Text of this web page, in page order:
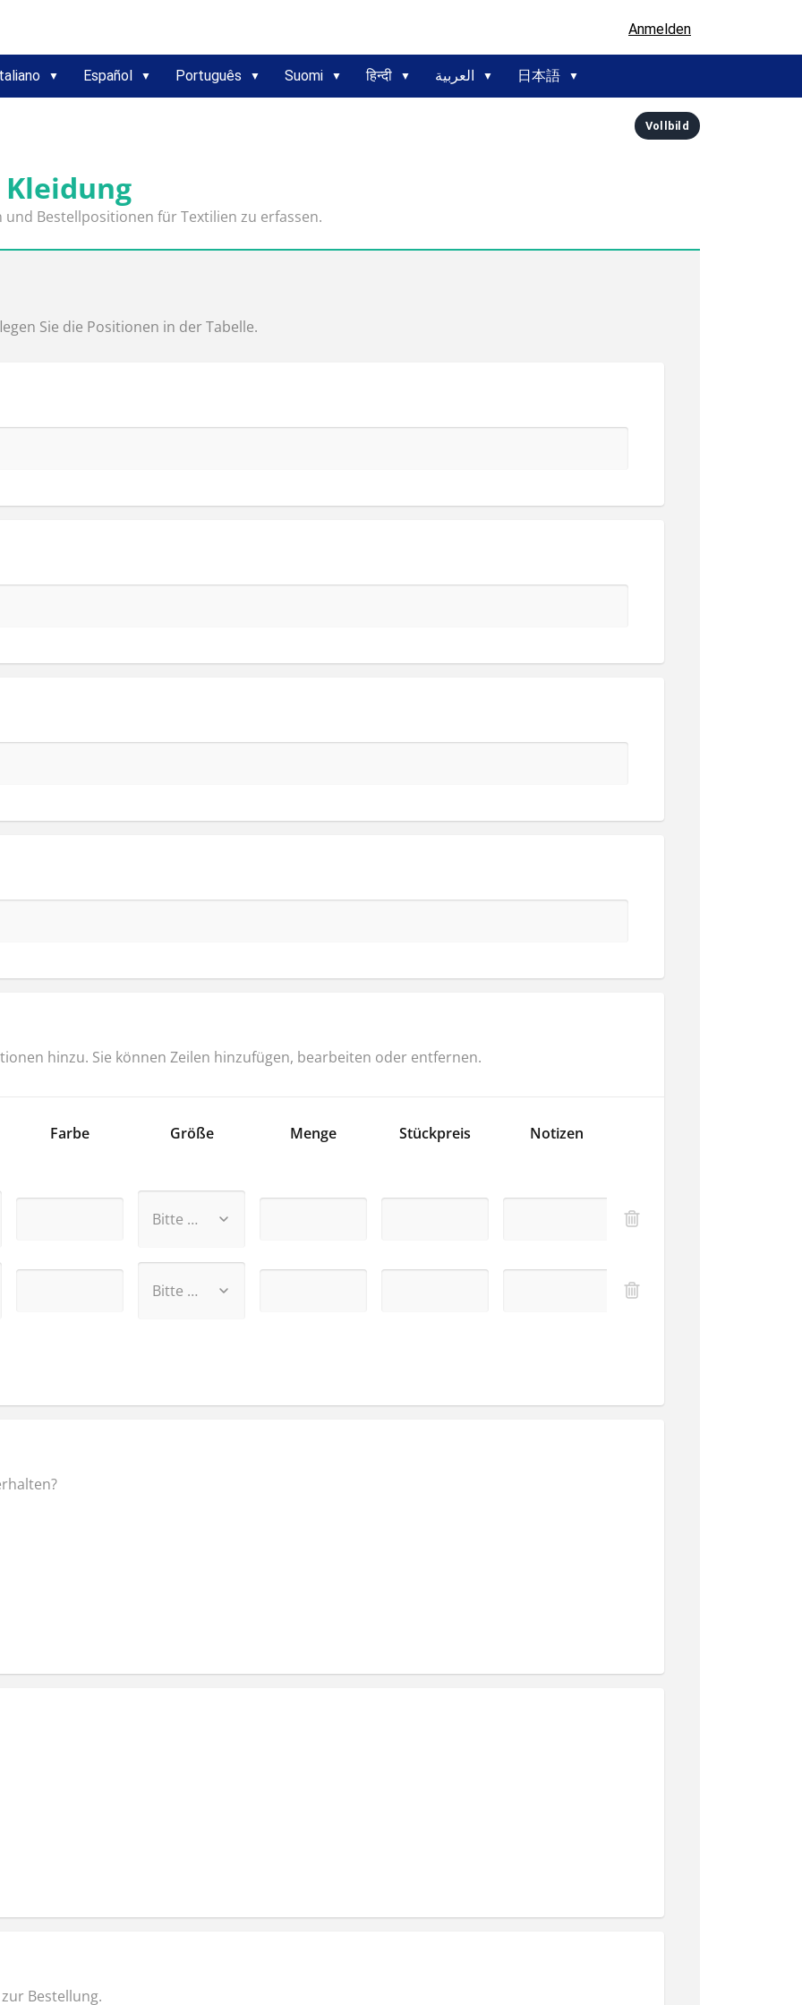
Anmelden
Español Português Suomi हिन्दी العربية 日本語
Vollbild
Bestellpositionen für Textilien zu erfassen.
Sie die Positionen in der Tabelle.
hinzu. Sie können Zeilen hinzufügen, bearbeiten oder entfernen.
Farbe Größe Menge Stückpreis Notizen
Bestellung.